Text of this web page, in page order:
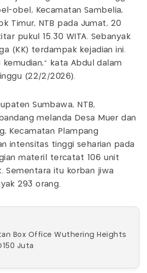
obel, Kecamatan Sambelia,
Timur, NTB pada Jumat, 20
pukul 15.30 WITA. Sebanyak
(KK) terdampak kejadian ini.
kemudian," kata Abdul dalam
(22/2/2026).
Sumbawa, NTB,
melanda Desa Muer dan
Kecamatan Plampang
intensitas tinggi seharian pada
materil tercatat 106 unit
Sementara itu korban jiwa
293 orang.
Box Office Wuthering Heights
Juta